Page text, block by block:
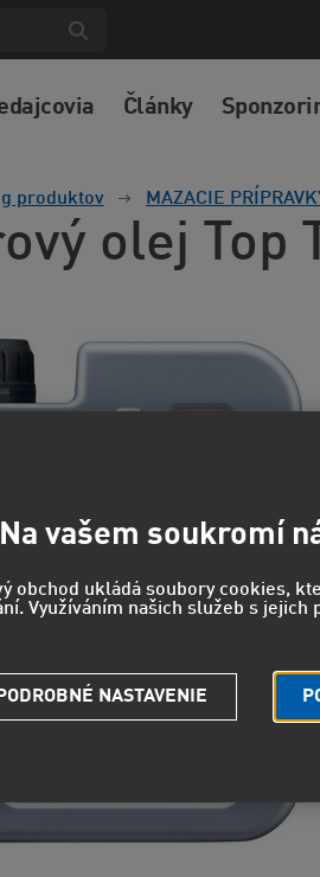
Články
produktov MAZACIE
olej Top
Na vašem soukromí
obchod ukládá soubory cookies,
Využíváním našich služeb s jejich
NASTAVENIE